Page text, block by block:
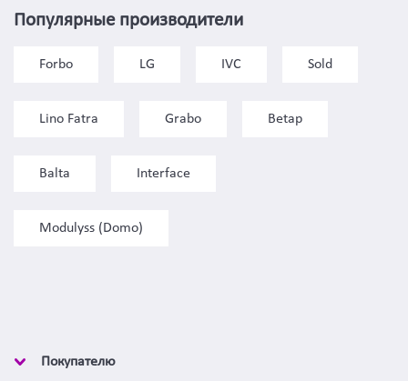
Популярные производители
Forbo LG IVC Sold
Lino Fatra Grabo Betap
Balta Interface
Modulyss (Domo)
Покупателю